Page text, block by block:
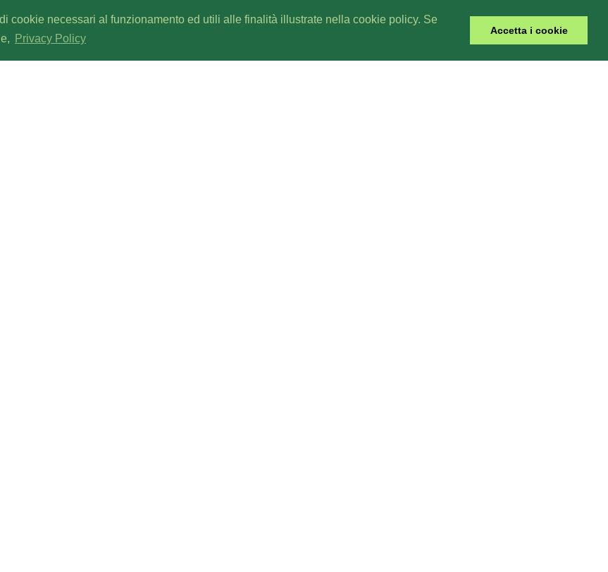
cookie necessari al funzionamento ed utili alle finalità illustrate nella cookie policy. Se
Privacy Policy
Accetta i cookie